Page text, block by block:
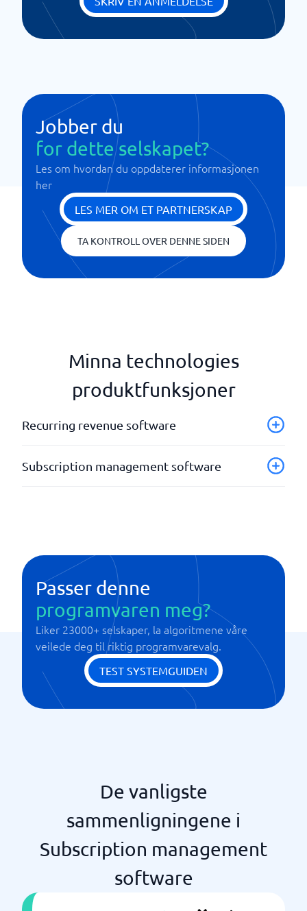
Jobber du
for dette selskapet?
Les om hvordan du oppdaterer informasjonen
her
LES MER OM ET PARTNERSKAP
TA KONTROLL OVER DENNE SIDEN
Minna technologies
produktfunksjoner
Recurring revenue software
Analyseverktøy
Ulike valutaer
Subscription management software
Churn ledelse
Fakturering og betaling
Selvbetjening
Ulike betalingsalternativer
Ulike valutaer
Passer denne
programvaren meg?
Liker 23000+ selskaper, la algoritmene våre
veilede deg til riktig programvarevalg.
TEST SYSTEMGUIDEN
De vanligste
sammenligningene i
Subscription management
software